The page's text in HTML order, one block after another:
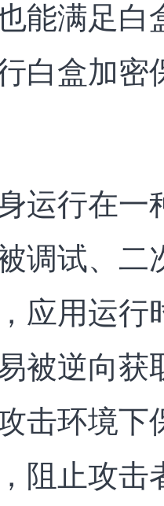
能满足白
白盒加密
运行在一
调试、二
应用运行
被逆向获
击环境下
阻止攻击